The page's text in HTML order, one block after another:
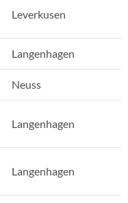
Leverkusen
Langenhagen
Neuss
Langenhagen
Langenhagen